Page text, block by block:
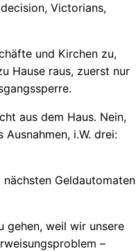
Victorians,
und Kirchen zu,
Hause raus, zuerst nur
aus dem Haus. Nein,
i.W. drei:
Geldautomaten
gehen, weil wir unsere
–